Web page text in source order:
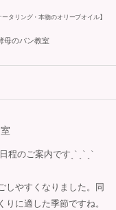
母のパン教室
のご案内ですˏˋˏˋˏˋ
しやすくなりました。同
に適した季節ですね。